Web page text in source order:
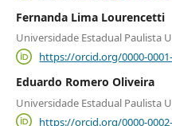
Fernanda Lima Lourencetti
Universidade Estadual Paulista
https://orcid.org/0000-
Eduardo Romero Oliveira
Universidade Estadual Paulista
https://orcid.org/0000-